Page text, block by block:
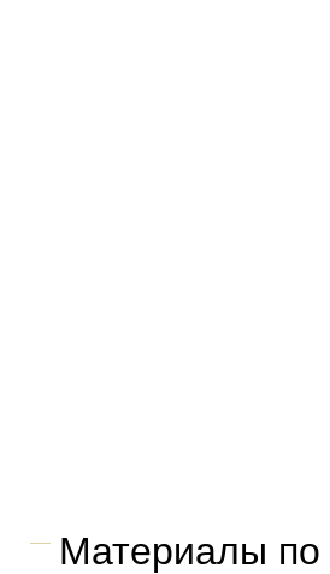
Материалы по